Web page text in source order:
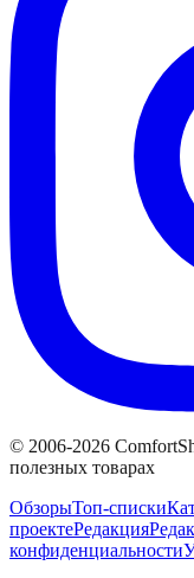
© 2006-2026
полезных товарах
ОбзорыТоп-списки
проектеРедакция
конфиденциальности